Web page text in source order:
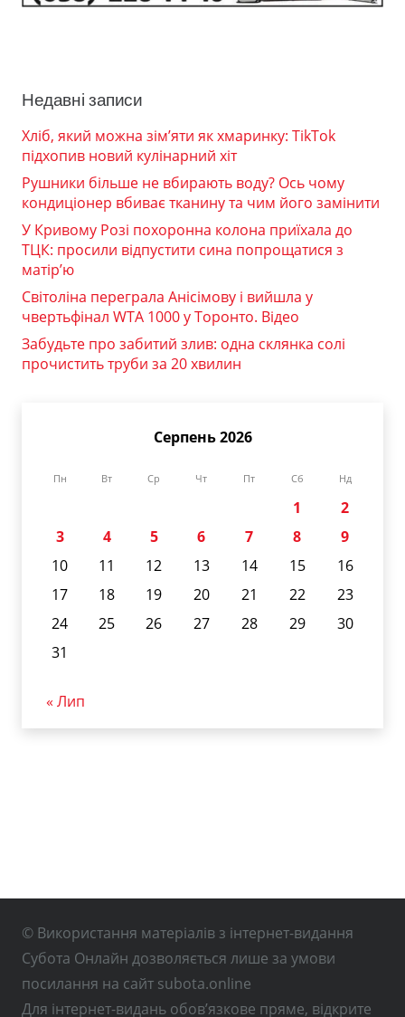
Недавні записи
Хліб, який можна зім’яти як хмаринку: TikTok
підхопив новий кулінарний хіт
Рушники більше не вбирають воду? Ось чому
кондиціонер вбиває тканину та чим його замінити
У Кривому Розі похоронна колона приїхала до
ТЦК: просили відпустити сина попрощатися з
матір’ю
Світоліна переграла Анісімову і вийшла у
чвертьфінал WTA 1000 у Торонто. Відео
Забудьте про забитий злив: одна склянка солі
прочистить труби за 20 хвилин
Серпень 2026
Пн Вт Ср Чт Пт Сб Нд
1
2
3
4 5 6 7 8
9
10
11 12 13 14 15
16
17
18 19 20 21 22
23
24
25 26 27 28 29
30
31
« Лип
© Використання матеріалів з інтернет-видання
Субота Онлайн дозволяється лише за умови
посилання на сайт subota.online
Для інтернет-видань обов’язкове пряме, відкрите